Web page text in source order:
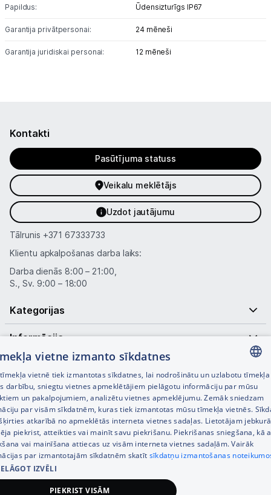
Papildus: Ūdensizturīgs IP67
Garantija privātpersonai: 24 mēneši
Garantija juridiskai personai: 12 mēneši
Kontakti
Pasūtījuma statuss
Veikalu meklētājs
Uzdot jautājumu
Tālrunis +371 67333733
Klientu apkalpošanas darba laiks:
Darba dienās 8:00 – 21:00,
S., Sv. 9:00 – 18:00
Kategorijas
Informācija
Noderīgas saites
© SIA Tet 2026 -
LATVIAN
RUSSIAN
ENGLISH
vietne izmanto sīkdatnes
vietnē tiek izmantotas sīkdatnes, lai nodrošinātu un uzlabotu tīmekļa
darbību, sniegtu vietnes apmeklētājiem pielāgotu informāciju par mūsu
un pakalpojumiem, analizētu vietnes apmeklējumu. Zemāk sniedzam
par visām sīkdatnēm, kuras tiek izmantotas mūsu tīmekļa vietnēs.
atkarībā no apmeklētās interneta vietnes sadaļas. Lietotājam
piekrist, atteikties vai mainīt savu piekrišanu. Piekrišanas sniegšana, kā
vai mainīšana attiecas uz visām interneta vietnes sadaļām. Vairāk
par izmantotajām sīkdatnēm skatīt sīkdatņu izmantošanas
IZVĒLI
PIEKRIST VISĀM